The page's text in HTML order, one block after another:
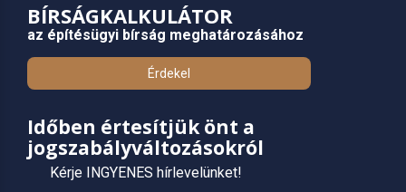
BÍRSÁGKALKULÁTOR
az építésügyi bírság meghatározásához
Érdekel
Időben értesítjük önt a
jogszabályváltozásokról
Kérje INGYENES hírlevelünket!